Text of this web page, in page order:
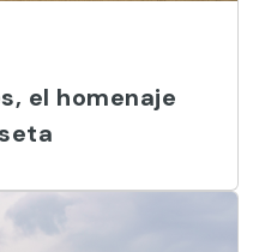
el homenaje